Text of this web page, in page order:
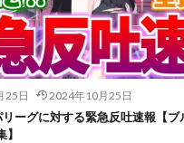
25日 2024年10月25日
ーグに対する緊急反吐速報【